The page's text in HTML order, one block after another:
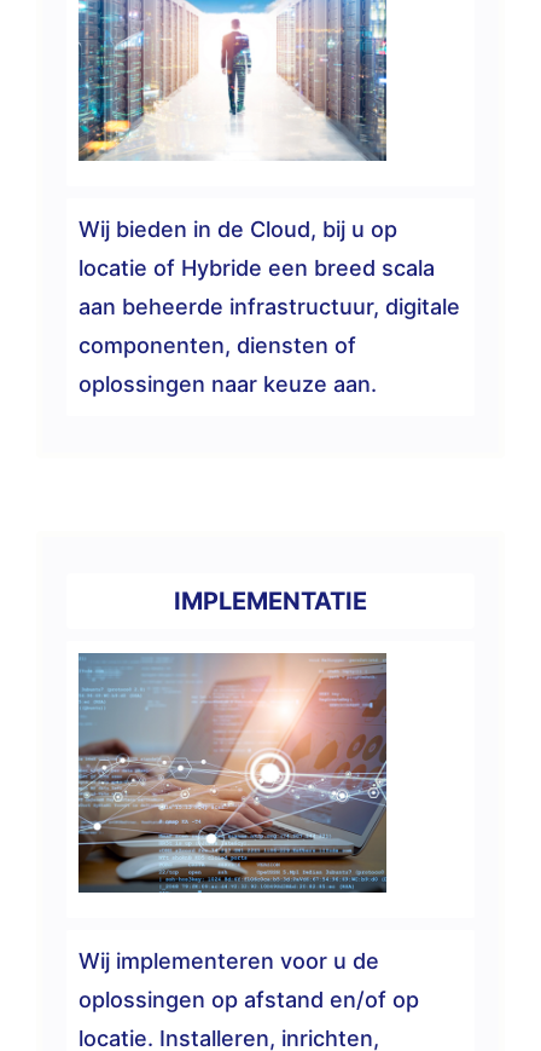
Wij bieden in de Cloud, bij u op
locatie of Hybride een breed scala
aan beheerde infrastructuur, digitale
componenten, diensten of
oplossingen naar keuze aan.
IMPLEMENTATIE
Wij implementeren voor u de
oplossingen op afstand en/of op
locatie. Installeren, inrichten,